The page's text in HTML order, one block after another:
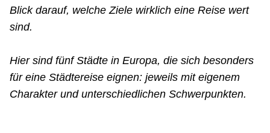
Blick darauf, welche Ziele wirklich eine Reise wert
sind.
Hier sind fünf Städte in Europa, die sich besonders
für eine Städtereise eignen: jeweils mit eigenem
Charakter und unterschiedlichen Schwerpunkten.